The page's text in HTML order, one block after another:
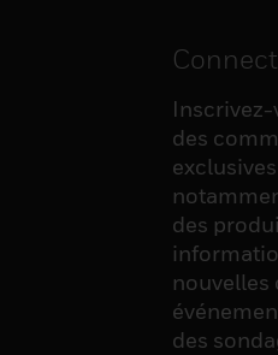
des
des
nouvelles
des